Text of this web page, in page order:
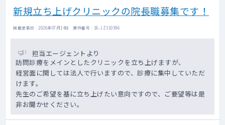
新規立ち上げクリニックの院長職募集です！
掲載更新日 : 2026年07月14日 案件番号 : 26-JZ310396
担当エージェントより
訪問診療をメインとしたクリニックを立ち上げますが、
経営面に関しては法人で行いますので、診療に集中していただ
けます。
先生のご希望を基に立ち上げたい意向ですので、ご要望等は是
非お聞かせください。